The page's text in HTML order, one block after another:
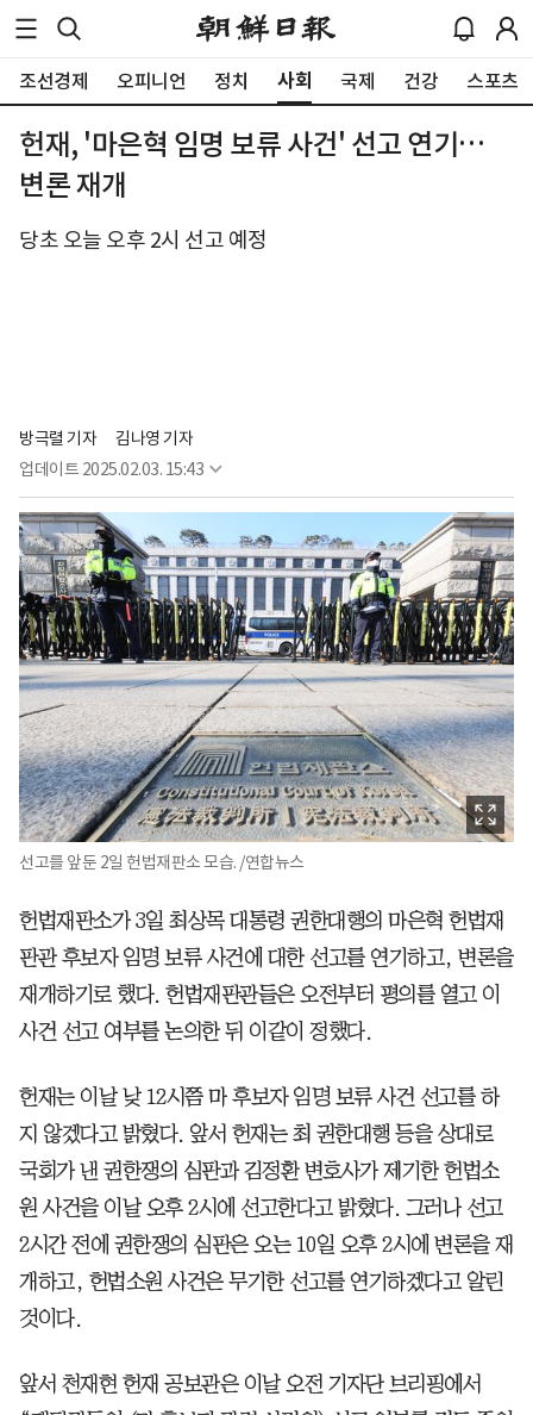
조선경제 오피니언 정치 사회 국제 건강 스포츠
헌재, '마은혁 임명 보류 사건' 선고 연기…
변론 재개
당초 오늘 오후 2시 선고 예정
방극렬 기자
김나영 기자
업데이트 2025.02.03. 15:43
선고를 앞둔 2일 헌법재판소 모습. /연합뉴스
헌법재판소가 3일 최상목 대통령 권한대행의 마은혁 헌법재
판관 후보자 임명 보류 사건에 대한 선고를 연기하고, 변론을
재개하기로 했다. 헌법재판관들은 오전부터 평의를 열고 이
사건 선고 여부를 논의한 뒤 이같이 정했다.
헌재는 이날 낮 12시쯤 마 후보자 임명 보류 사건 선고를 하
지 않겠다고 밝혔다. 앞서 헌재는 최 권한대행 등을 상대로
국회가 낸 권한쟁의 심판과 김정환 변호사가 제기한 헌법소
원 사건을 이날 오후 2시에 선고한다고 밝혔다. 그러나 선고
2시간 전에 권한쟁의 심판은 오는 10일 오후 2시에 변론을 재
개하고, 헌법소원 사건은 무기한 선고를 연기하겠다고 알린
것이다.
앞서 천재현 헌재 공보관은 이날 오전 기자단 브리핑에서